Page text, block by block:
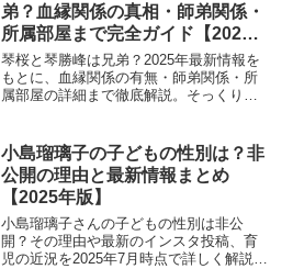
弟？血縁関係の真相・師弟関係・
所属部屋まで完全ガイド【2025
年最新】
琴桜と琴勝峰は兄弟？2025年最新情報を
もとに、血縁関係の有無・師弟関係・所
属部屋の詳細まで徹底解説。そっくりな
小島瑠璃子の子どもの性別は？非
公開の理由と最新情報まとめ
【2025年版】
小島瑠璃子さんの子どもの性別は非公
開？その理由や最新のインスタ投稿、育
児の近況を2025年7月時点で詳しく解説。